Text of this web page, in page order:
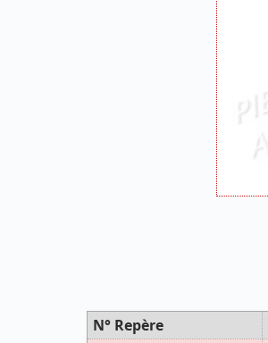
N° Repère